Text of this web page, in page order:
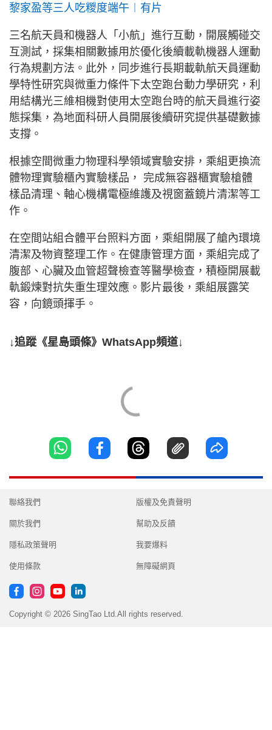
黎家盈等三人吃糉度端午︱有片
三名航天員和機器人「小航」進行互動，開展觸碰交
互測試，採集相關數據用於優化後續載軌機器人運動
行為規劃方法。此外，同步進行長期載軌航天員運動
學特性研究與微重力條件下太空跑台動力學研究，利
用結構光三維相機對使用太空跑台時的航天員進行姿
態採集，為地面科研人員開展後續研究提供基礎數據
支撐。
根據空間微重力物理科學領域實驗安排，乘組更換流
體物理實驗櫃內實驗樣品， 完成無容器櫃實驗槍體
樣品清理、軸心機構電極維護及視窗蓋鏡片清潔等工
作。
在空間站組合體平台照料方面，乘組開展了艙內環境
清潔及物資整理工作。在健康管理方面，乘組完成了
腹部、心臟及血管超聲檢查等醫學檢查，積極開展載
軌鍛煉對抗失重生理效應。影片最後，乘組展露笑
容，向鏡頭揮手。
↓追蹤《星島頭條》WhatsApp頻道↓
聯絡我們
關於我們
隱私政策聲明
使用條款
版權及免責聲明
幫助及反饋
我要爆料
無障礙網頁
Copyright © 2026 SingTao Ltd.All rights reserved.